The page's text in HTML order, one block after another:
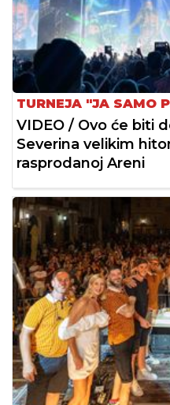
TURNEJA "JA SAMO
VIDEO / Ovo će biti
Severina velikim
rasprodanoj Areni